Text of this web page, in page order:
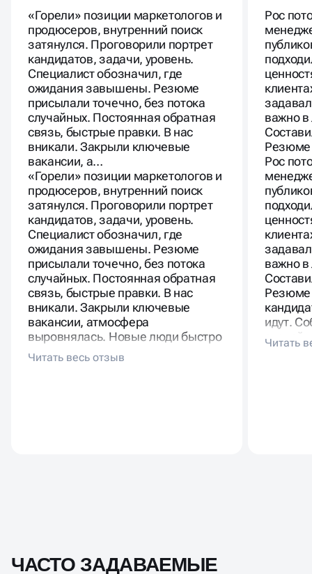
«Горели» позиции маркетологов и
продюсеров, внутренний поиск
затянулся. Проговорили портрет
кандидатов, задачи, уровень.
Специалист обозначил, где
ожидания завышены. Резюме
присылали точечно, без потока
случайных. Постоянная обратная
связь, быстрые правки. В нас
вникали. Закрыли ключевые
вакансии, а…
«Горели» позиции маркетологов и
продюсеров, внутренний поиск
затянулся. Проговорили портрет
кандидатов, задачи, уровень.
Специалист обозначил, где
ожидания завышены. Резюме
присылали точечно, без потока
случайных. Постоянная обратная
связь, быстрые правки. В нас
вникали. Закрыли ключевые
вакансии, атмосфера
выровнялась. Новые люди быстро
вписались, разделяют ценности.
Такой подбор выгоднее месяцев
Рос
важно в
Резюме
Рос
важно в
Резюме
идут.
Почти
ЧАСТО ЗАДАВАЕМЫЕ